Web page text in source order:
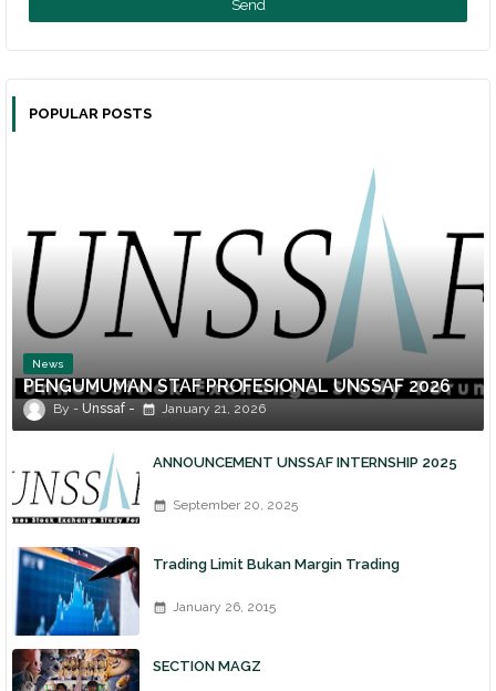
POPULAR POSTS
News
PENGUMUMAN STAF PROFESIONAL UNSSAF 2026
Unssaf January 21, 2026
ANNOUNCEMENT UNSSAF INTERNSHIP 2025
September 20, 2025
Trading Limit Bukan Margin Trading
January 26, 2015
SECTION MAGZ